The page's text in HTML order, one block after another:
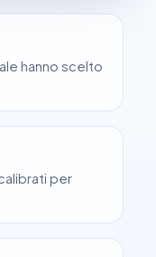
hanno scelto
per